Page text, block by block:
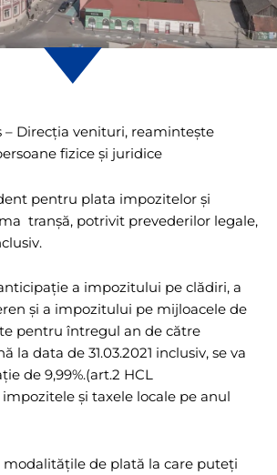
– Direcția venituri, reamintește
fizice și juridice
pentru plata impozitelor și
tranșă, potrivit prevederilor legale,
a impozitului pe clădiri, a
și a impozitului pe mijloacele de
pentru întregul an de către
la data de 31.03.2021 inclusiv, se va
de 9,99%.(art.2 HCL
și taxele locale pe anul
de plată la care puteți